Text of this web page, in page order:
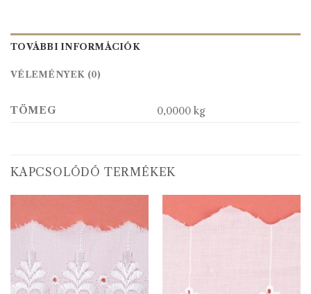
TOVÁBBI INFORMÁCIÓK
VÉLEMÉNYEK (0)
TÖMEG 0,0000 kg
KAPCSOLÓDÓ TERMÉKEK